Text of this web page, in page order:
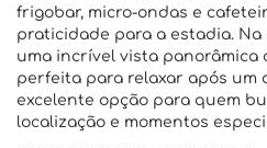
frigobar, micro-ondas e
praticidade para a estadia.
uma incrível vista panorâmica
perfeita para relaxar após um
excelente opção para quem
localização e momentos